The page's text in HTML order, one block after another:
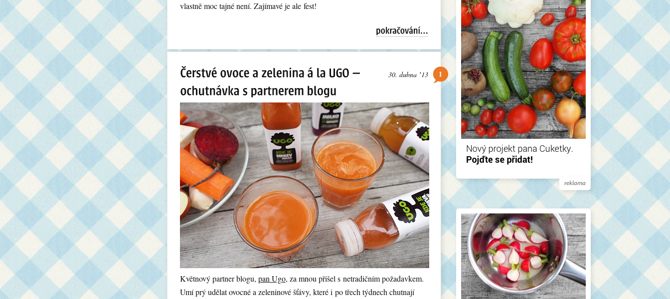
vlastně moc tajné není. Zajímavé je ale fest!
30. dubna ʼ13 1
Květnový partner blogu, pan Ugo, za mnou přišel s netradičním požadavkem.
Umí prý udělat ovocné a zeleninové šťávy, které i po třech týdnech chutnají
reklama